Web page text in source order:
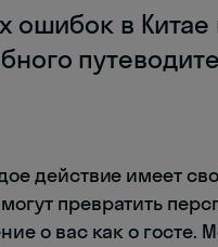
ошибок в
действие имеет
превратить
о вас как о госте.